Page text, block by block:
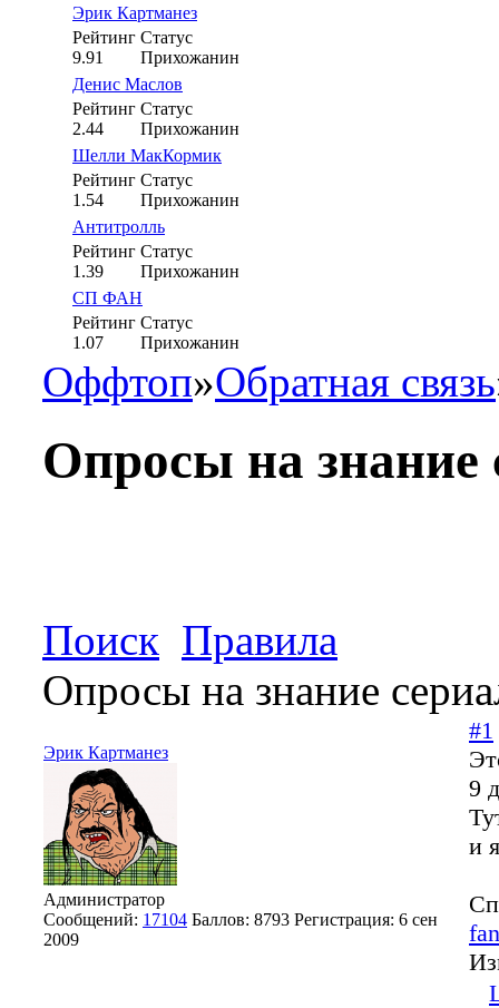
Эрик Картманез
Рейтинг
9.91
Статус
Прихожанин
Денис Маслов
Рейтинг
2.44
Статус
Прихожанин
Шелли МакКормик
Рейтинг
1.54
Статус
Прихожанин
Антитролль
Рейтинг
1.39
Статус
Прихожанин
СП ФАН
Рейтинг
1.07
Статус
Прихожанин
Оффтоп»Обратная связь
Опросы на знание
Поиск Правила
Опросы на знание
Эрик Картманез
Администратор
Сообщений: 17104 Баллов: 8793 Регистрация: 6 сен
2009
#1
9
и